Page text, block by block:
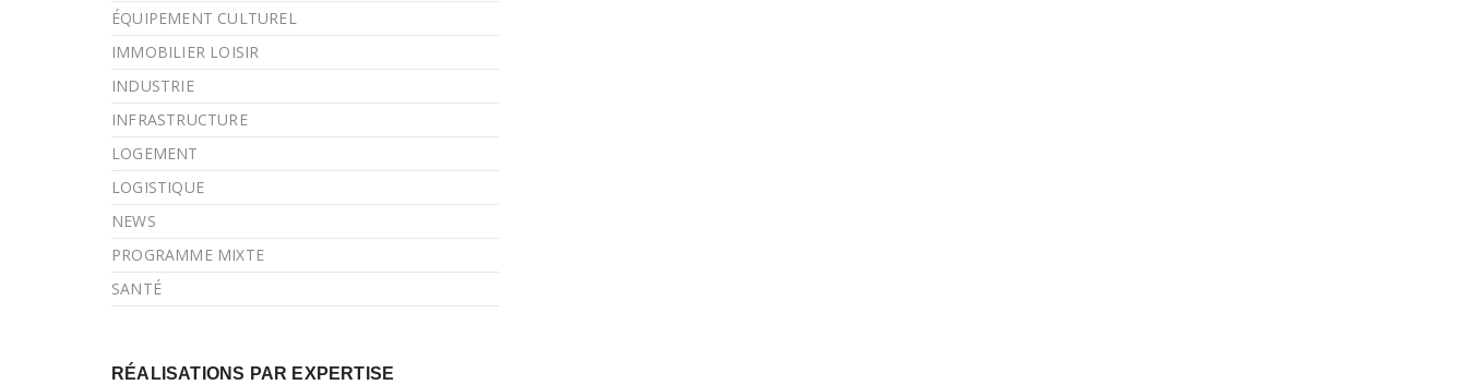
ÉQUIPEMENT CULTUREL
IMMOBILIER LOISIR
INDUSTRIE
INFRASTRUCTURE
LOGEMENT
LOGISTIQUE
NEWS
PROGRAMME MIXTE
SANTÉ
RÉALISATIONS PAR EXPERTISE